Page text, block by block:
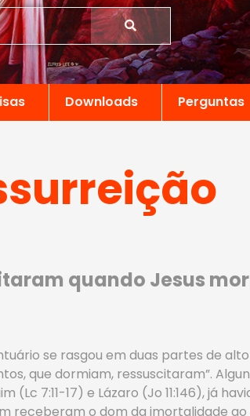
Downloads Perguntas
quando Jesus
se rasgou em duas partes de
que dormiam, ressuscitaram”.
7:11-17) e Lázaro (Jo 11:146), já
receberam o dom da imortalidade